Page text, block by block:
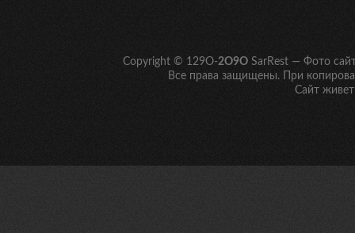
Copyright © 129O-2O9O SarRest — Фото
Все права защищены. При
Сайт живет